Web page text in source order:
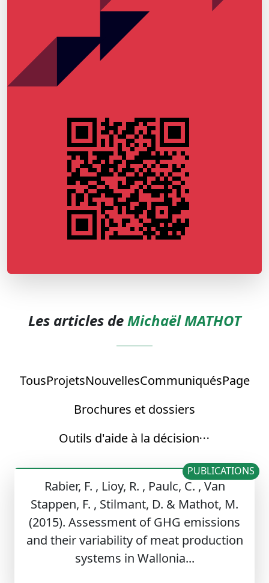
Les articles deMichaël MATHOT
TousProjetsNouvellesCommuniquésPage
Brochures et dossiers
Outils d'aide à la décision
Rabier, F. , Lioy, R. , Paulc, C. , Van
Stappen, F. , Stilmant, D. & Mathot, M.
(2015). Assessment of GHG emissions
and their variability of meat production
systems in Wallonia...
PUBLICATIONS